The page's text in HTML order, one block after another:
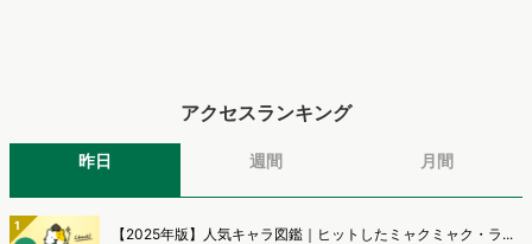
アクセスランキング
昨日 週間 月間
1 【2025年版】人気キャラ図鑑｜ヒットしたミャクミャク・ラ...